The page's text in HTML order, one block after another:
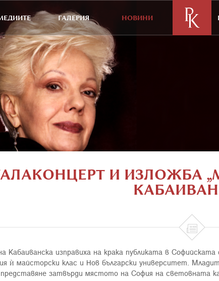
ГАЛЕРИЯ НОВИНИ
И ИЗЛОЖБА

Кабаиванска изправиха на крака публиката в
ѝ майсторски клас и Нов български университет.
затвърди мястото на София на световната